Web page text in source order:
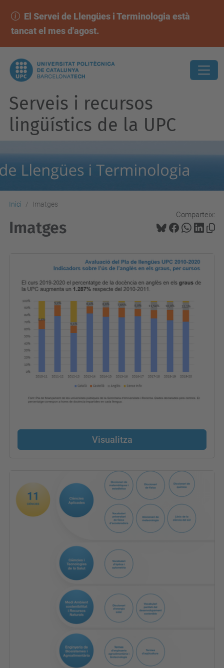
El Servei de Llengües i Terminologia està
tancat el mes d'agost.
Serveis i recursos
lingüístics de la UPC
Inici Imatges
Comparteix:
Imatges
Visualitza